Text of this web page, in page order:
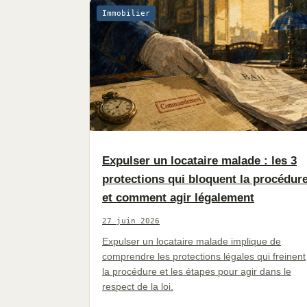
Immobilier
Expulser un locataire malade : les 3
protections qui bloquent la
et comment agir légalement
27 juin 2026
Expulser un locataire malade implique de
comprendre les protections légales qui freinent
la procédure et les étapes pour agir dans le
respect de la loi.